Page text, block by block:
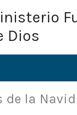
Dios
de la